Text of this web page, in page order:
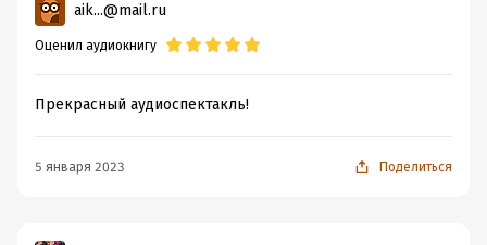
aik...@mail.ru
Оценил аудиокнигу
Прекрасный аудиоспектакль!
5 января 2023 Поделиться